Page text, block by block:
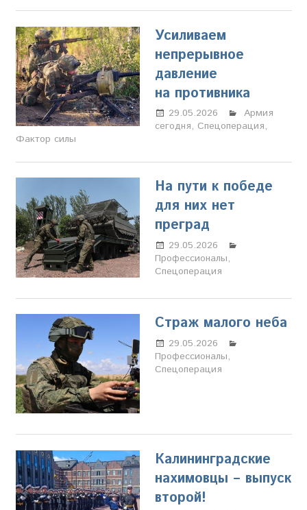
Усиливаем
непрерывное
давление
на противника
29.05.2026
Марина
Щербакова
Армия
сегодня, Спецоперация,
Фактор силы
На пути к победе
для них нет
преград
29.05.2026
Щербакова
Профессионалы,
Спецоперация
Страж малого неба
29.05.2026
Щербакова
Профессионалы,
Спецоперация
Калининградские
нахимовцы – выпуск
второй!